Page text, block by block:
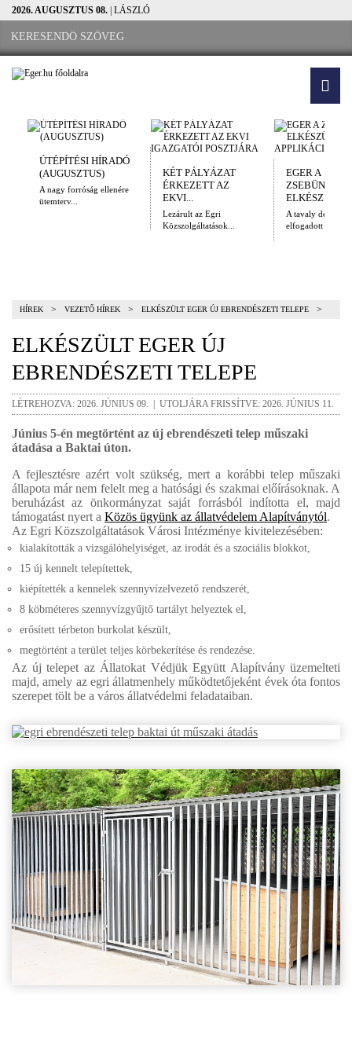
2026. AUGUSZTUS 08. | LÁSZLÓ
ÚTÉPÍTÉSI HÍRADÓ
(AUGUSZTUS)
A nagy forróság ellenére
ütemterv...
KÉT PÁLYÁZAT
ÉRKEZETT AZ
EKVI...
Lezárult az Egri
Közszolgáltatások...
EGER A
ELKÉSZÜLT
A tavaly
elfogadott
HÍREK > VEZETŐ HÍREK > ELKÉSZÜLT EGER ÚJ EBRENDÉSZETI TELEPE >
ELKÉSZÜLT EGER ÚJ
EBRENDÉSZETI TELEPE
LÉTREHOZVA: 2026. JÚNIUS 09. | UTOLJÁRA FRISSÍTVE: 2026. JÚNIUS 11.
Június 5-én megtörtént az új ebrendészeti telep műszaki
átadása a Baktai úton.
A fejlesztésre azért volt szükség, mert a korábbi telep műszaki
állapota már nem felelt meg a hatósági és szakmai előírásoknak. A
beruházást az önkormányzat saját forrásból indította el, majd
támogatást nyert a Közös ügyünk az állatvédelem Alapítványtól.
Az Egri Közszolgáltatások Városi Intézménye kivitelezésében:
kialakították a vizsgálóhelyiséget, az irodát és a szociális blokkot,
15 új kennelt telepítettek,
kiépítették a kennelek szennyvízelvezető rendszerét,
8 köbméteres szennyvízgyűjtő tartályt helyeztek el,
erősített térbeton burkolat készült,
megtörtént a terület teljes körbekerítése és rendezése.
Az új telepet az Állatokat Védjük Együtt Alapítvány üzemelteti
majd, amely az egri állatmenhely működtetőjeként évek óta fontos
szerepet tölt be a város állatvédelmi feladataiban.